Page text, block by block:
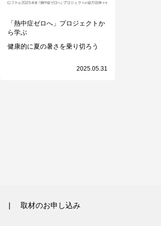
「熱中症ゼロへ」プロジェクトか
ら学ぶ
健康的に夏の暑さを乗り切ろう
2025.05.31
取材のお申し込み